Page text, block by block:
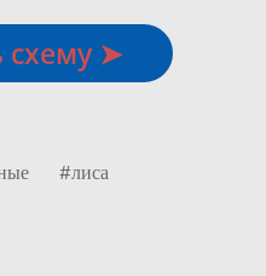
схему ➤
#лиса